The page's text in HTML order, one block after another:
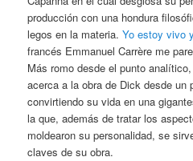
producción con una hondura
legos en la materia.Yo estoy vivo
francés Emmanuel Carrère me
Más romo desde el punto
acerca a la obra de Dick desde un
convirtiendo su vida en una
la que, además de tratar los
moldearon su personalidad, se
claves de su obra.